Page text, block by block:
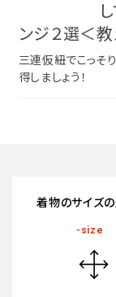
小物
夏季以外通年
冬
カテゴリーから探す
ソシアル
フォーマル
着物
新作・キャンペーン
ンジ２選＜
三連仮紐でこっそ
得しましょう！
着物のサイズ
-size